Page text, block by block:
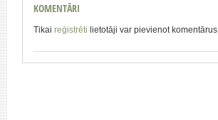
KOMENTĀRI
Tikai reģistrēti lietotāji var pievienot komentārus